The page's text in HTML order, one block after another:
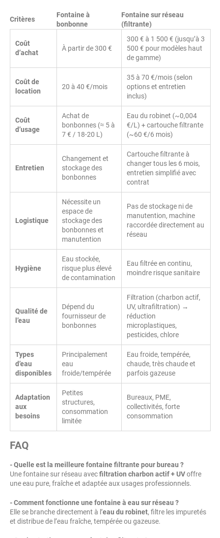
Critères
Fontaine à
bonbonne
Fontaine sur réseau
(filtrante)
Coût
d’achat
À partir de 300 €
300 € à 1 500 € (jusqu’à 3
500 € pour modèles haut
de gamme)
Coût de
location
20 à 40 €/mois
35 à 70 €/mois (selon
options et entretien
inclus)
Coût
d’usage
Achat de
bonbonnes (≈ 5 à
7 € / 18-20 L)
Eau du robinet (~0,004
€/L) + cartouche filtrante
(~60 €/6 mois)
Entretien
Changement et
stockage des
bonbonnes
Cartouche filtrante à
changer tous les 6 mois,
entretien simplifié avec
contrat
Logistique
Nécessite un
espace de
stockage des
bonbonnes et
manutention
Pas de stockage ni de
manutention, machine
raccordée directement au
réseau
Hygiène
Eau stockée,
risque plus élevé
de contamination
Eau filtrée en continu,
moindre risque sanitaire
Qualité de
l’eau
Dépend du
fournisseur de
bonbonnes
Filtration (charbon actif,
UV, ultrafiltration) →
réduction
microplastiques,
pesticides, chlore
Types
d’eau
disponibles
Principalement
eau
froide/tempérée
Eau froide, tempérée,
chaude, très chaude et
parfois gazeuse
Adaptation
aux
besoins
Petites
structures,
consommation
limitée
Bureaux, PME,
collectivités, forte
consommation
FAQ
- Quelle est la meilleure fontaine filtrante pour bureau ?
Une fontaine sur réseau avecfiltration charbon actif + UVoffre
une eau pure, fraîche et adaptée aux usages professionnels.
- Comment fonctionne une fontaine à eau sur réseau ?
Elle se branche directement à l’eau du robinet, filtre les impuretés
et distribue de l’eau fraîche, tempérée ou gazeuse.